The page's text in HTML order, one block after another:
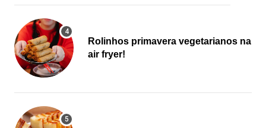
Rolinhos primavera vegetarianos na
air fryer!